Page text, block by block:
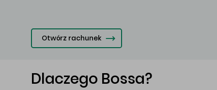
Otwórz rachunek
Dlaczego Bossa?